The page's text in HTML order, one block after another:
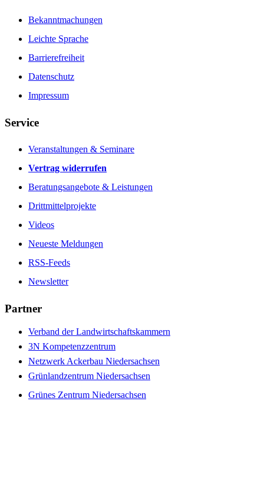
Bekanntmachungen
Leichte Sprache
Barrierefreiheit
Datenschutz
Impressum
Service
Veranstaltungen & Seminare
Vertrag widerrufen
Beratungsangebote & Leistungen
Drittmittelprojekte
Videos
Neueste Meldungen
RSS-Feeds
Newsletter
Partner
Verband der Landwirtschaftskammern
3N Kompetenzzentrum
Netzwerk Ackerbau Niedersachsen
Grünlandzentrum Niedersachsen
Grünes Zentrum Niedersachsen